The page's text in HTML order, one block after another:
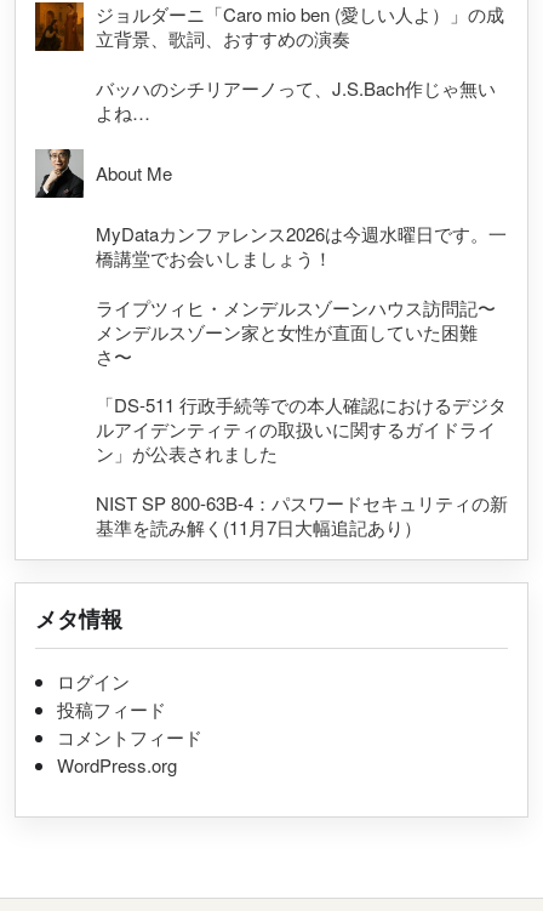
ジョルダーニ「Caro mio ben (愛しい人よ）」の成
立背景、歌詞、おすすめの演奏
バッハのシチリアーノって、J.S.Bach作じゃ無い
よね…
About Me
MyDataカンファレンス2026は今週水曜日です。一
橋講堂でお会いしましょう！
ライプツィヒ・メンデルスゾーンハウス訪問記〜
メンデルスゾーン家と女性が直面していた困難
さ〜
「DS-511 行政手続等での本人確認におけるデジタ
ルアイデンティティの取扱いに関するガイドライ
ン」が公表されました
NIST SP 800-63B-4：パスワードセキュリティの新
基準を読み解く(11月7日大幅追記あり）
メタ情報
ログイン
投稿フィード
コメントフィード
WordPress.org